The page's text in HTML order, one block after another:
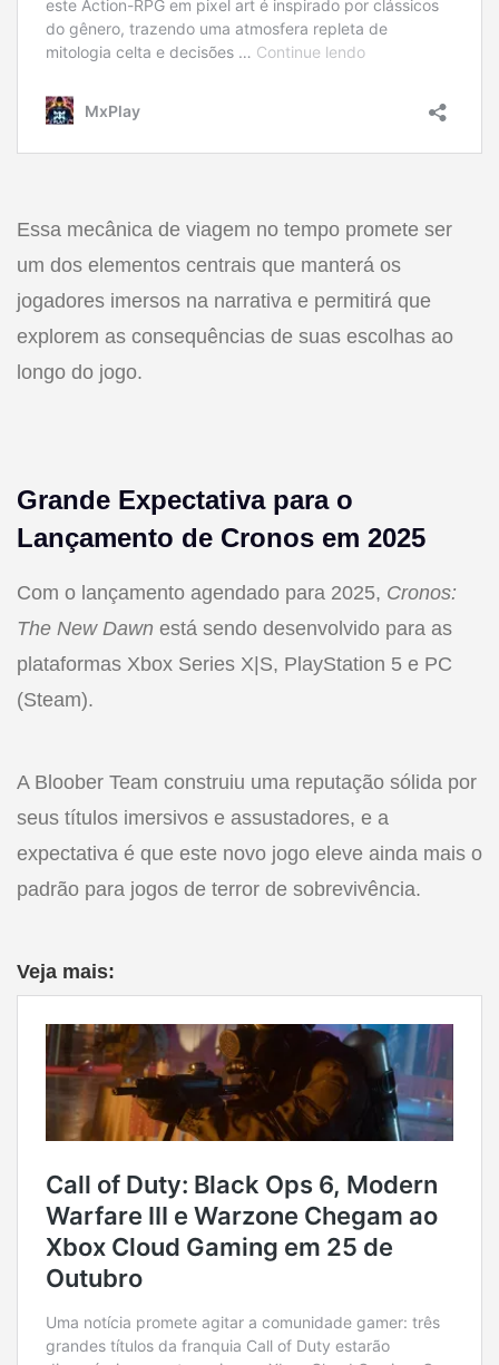
Essa mecânica de viagem no tempo promete ser
um dos elementos centrais que manterá os
jogadores imersos na narrativa e permitirá que
explorem as consequências de suas escolhas ao
longo do jogo.
Grande Expectativa para o
Lançamento de Cronos em 2025
Com o lançamento agendado para 2025, Cronos:
The New Dawn está sendo desenvolvido para as
plataformas Xbox Series X|S, PlayStation 5 e PC
(Steam).
A Bloober Team construiu uma reputação sólida por
seus títulos imersivos e assustadores, e a
expectativa é que este novo jogo eleve ainda mais o
padrão para jogos de terror de sobrevivência.
Veja mais: